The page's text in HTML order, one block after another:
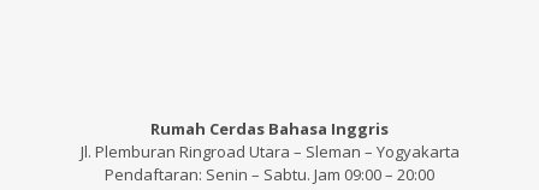
Rumah Cerdas Bahasa Inggris
Jl. Plemburan Ringroad Utara – Sleman – Yogyakarta
Pendaftaran: Senin – Sabtu. Jam 09:00 – 20:00